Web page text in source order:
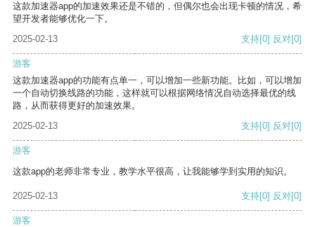
这款加速器app的加速效果还是不错的，但偶尔也会出现卡顿的情况，希
望开发者能够优化一下。
2025-02-13
支持[0] 反对[0]
游客
这款加速器app的功能有点单一，可以增加一些新功能。比如，可以增加
一个自动切换线路的功能，这样就可以根据网络情况自动选择最优的线
路，从而获得更好的加速效果。
2025-02-13
支持[0] 反对[0]
游客
这款app的老师非常专业，教学水平很高，让我能够学到实用的知识。
2025-02-13 支持[0] 反对[0]
游客